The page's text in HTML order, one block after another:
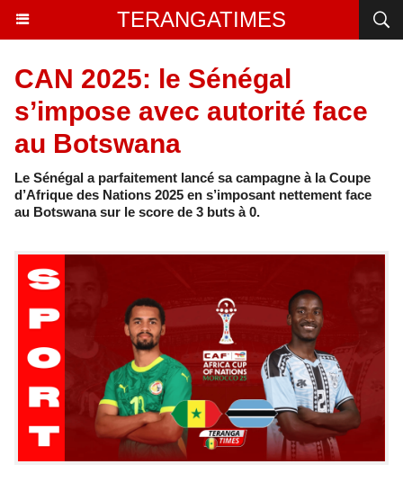
TERANGATIMES
CAN 2025: le Sénégal
s’impose avec autorité face
au Botswana
Le Sénégal a parfaitement lancé sa campagne à la Coupe
d’Afrique des Nations 2025 en s’imposant nettement face
au Botswana sur le score de 3 buts à 0.